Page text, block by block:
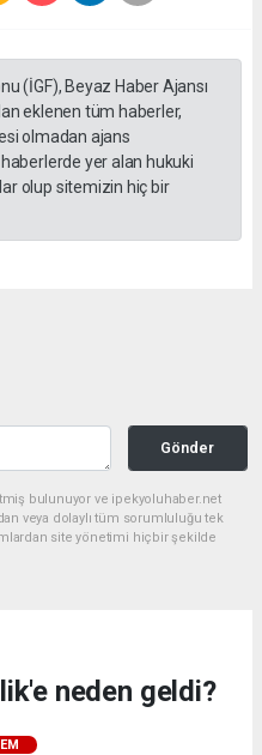
(İGF), Beyaz Haber Ajansı
eklenen tüm haberler,
olmadan ajans
yer alan hukuki
olup sitemizin hiç bir
Gönder
bulunuyor ve ipekyoluhaber.net
veya dolaylı tüm sorumluluğu tek
site yönetimi hiçbir şekilde
neden geldi?